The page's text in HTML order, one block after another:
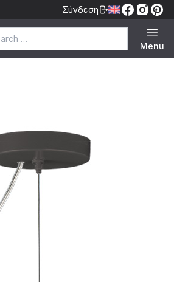
Σύνδεση
Menu